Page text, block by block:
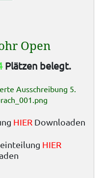
Open
Plätzen belegt.
HIER Downloaden
HIER